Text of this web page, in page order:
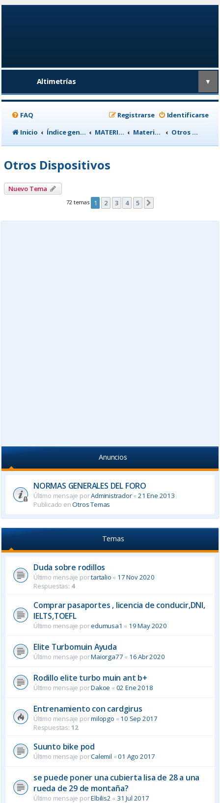
Altimetrías ▼
FAQ Identificarse
Registrarse
Inicio
Índice general MATERIAL CICLISTA Material para Entrenamiento Otros Dispositivos
Otros Dispositivos
Nuevo Tema
72 temas 1 2 3 4 5
Anuncios
NORMAS GENERALES DEL FORO
Último mensaje porAdministrador«21 Ene 2013
Publicado enOtros Temas
Temas
Duda sobre rodillos
Último mensaje portartalio « 17 Nov 2020
Respuestas: 4
Comprar pasaportes , licencia de conducir,DNI,
IELTS,TOEFL
Último mensaje poredumusa1 « 19 May 2020
Elite Turbomuin Ayuda
Último mensaje porMaiorga77 « 16 Abr 2020
Rodillo elite turbo muin ant b+
Último mensaje porDakoe « 02 Ene 2018
Entrenamiento con cardgirus
Último mensaje pormilopgo « 10 Sep 2017
Respuestas: 12
Suunto bike pod
Último mensaje porCalemil «01 Ago 2017
se puede poner una cubierta lisa de 28 a una
rueda de 29 de montaña?
Último mensaje porElbilis2 « 31 Jul 2017